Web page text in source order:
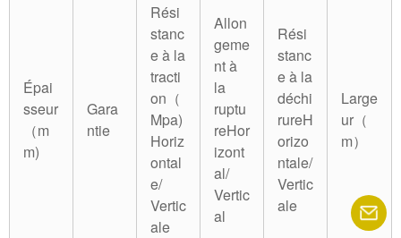
Épai
sseur
（m
m)
Gara
ntie
Rési
stanc
e à la
tracti
on（
Mpa)
Horiz
ontal
e/
Vertic
ale
Allon
geme
nt à
la
ruptu
reHor
izont
al/
Vertic
al
Rési
stanc
e à la
déchi
rureH
orizo
ntale/
Vertic
ale
Large
ur（
m）